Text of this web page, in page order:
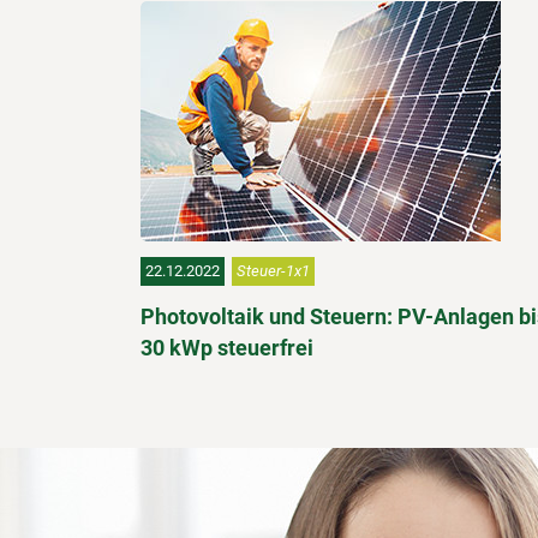
22.12.2022 Steuer-1x1
Photovoltaik und Steuern: PV-Anlagen
30 kWp steuerfrei